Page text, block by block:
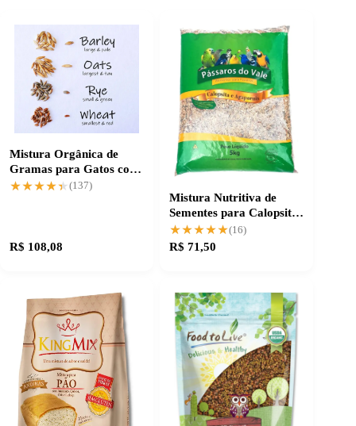
Mistura Orgânica de
Gramas para Gatos com
4 Sementes Populares
★★★★★
★★★★★ (137)
R$ 108,08
Mistura Nutritiva de
Sementes para Calopsita
e Agapornis - 10 Kg
★★★★★
★★★★★(16)
R$ 71,50